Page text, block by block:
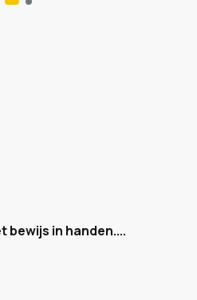
bewijs in handen....